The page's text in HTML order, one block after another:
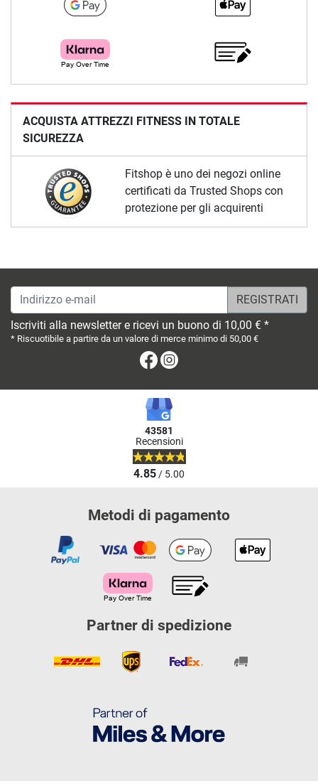
ACQUISTA ATTREZZI FITNESS IN TOTALE
SICUREZZA
Fitshop è uno dei negozi online
certificati da Trusted Shops con
protezione per gli acquirenti
Indirizzo e-mail
Iscriviti alla newsletter e ricevi un buono di 10,00 € *
* Riscuotibile a partire da un valore di merce minimo di 50,00 €
Facebook
43581
Recensioni
4.85/ 5.00
Metodi di pagamento
Partner di spedizione